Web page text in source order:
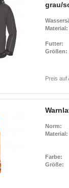
grau/
Material:
Futter:
Größen:
Preis auf
Norm:
Material:
Farbe:
Größe: